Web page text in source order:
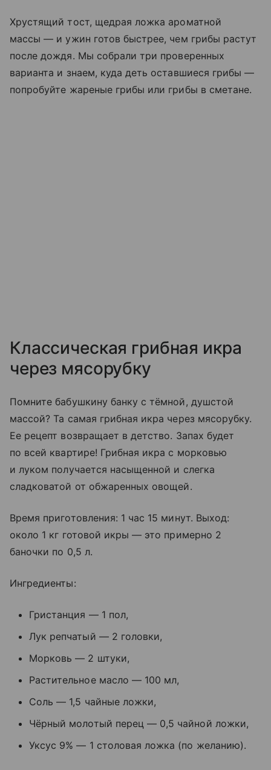
Хрустящий тост, щедрая ложка ароматной
массы — и ужин готов быстрее, чем грибы растут
после дождя. Мы собрали три проверенных
варианта и знаем, куда деть оставшиеся грибы —
попробуйте жареные грибы или грибы в сметане.
Классическая грибная икра
через мясорубку
Помните бабушкину банку с тёмной, душстой
массой? Та самая грибная икра через мясорубку.
Ее рецепт возвращает в детство. Запах будет
по всей квартире! Грибная икра с морковью
и луком получается насыщенной и слегка
сладковатой от обжаренных овощей.
Время приготовления: 1 час 15 минут. Выход:
около 1 кг готовой икры — это примерно 2
баночки по 0,5 л.
Ингредиенты:
Гристанция — 1 пол,
Лук репчатый — 2 головки,
Морковь — 2 штуки,
Растительное масло — 100 мл,
Соль — 1,5 чайные ложки,
Чёрный молотый перец — 0,5 чайной ложки,
Уксус 9% — 1 столовая ложка (по желанию).